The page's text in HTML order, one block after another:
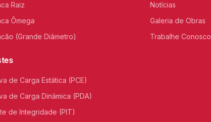
Raiz
Ômega
(Grande Diâmetro)
de Carga Estática (PCE)
de Carga Dinâmica (PDA)
de Integridade (PIT)
Notícias
Galeria de Obras
Trabalhe Conosco